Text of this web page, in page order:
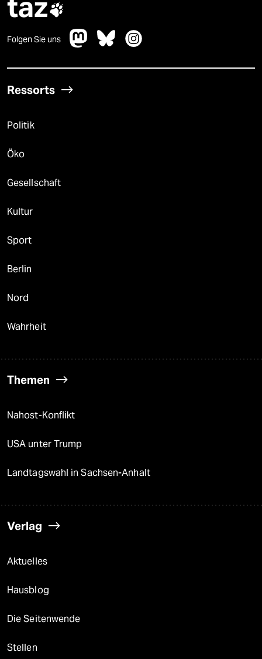

Folgen Sie uns
Ressorts
Politik
Öko
Gesellschaft
Kultur
Sport
Berlin
Nord
Wahrheit
Themen
Nahost-Konflikt
USA unter Trump
Landtagswahl in Sachsen-Anhalt
Verlag
Aktuelles
Hausblog
Die Seitenwende
Stellen